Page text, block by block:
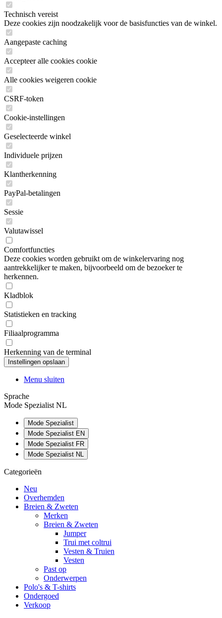
Technisch vereist
Deze cookies zijn noodzakelijk voor de basisfuncties van de winkel.
Aangepaste caching
Accepteer alle cookies cookie
Alle cookies weigeren cookie
CSRF-token
Cookie-instellingen
Geselecteerde winkel
Individuele prijzen
Klantherkenning
PayPal-betalingen
Sessie
Valutawissel
Comfortfuncties
Deze cookies worden gebruikt om de winkelervaring nog
aantrekkelijker te maken, bijvoorbeeld om de bezoeker te
herkennen.
Kladblok
Statistieken en tracking
Filiaalprogramma
Herkenning van de terminal
Menu sluiten
Sprache
Mode Spezialist NL
Mode Spezialist
Mode Spezialist EN
Mode Spezialist FR
Mode Spezialist NL
Categorieën
Neu
Overhemden
Breien & Zweten
Merken
Breien & Zweten
Jumper
Trui met coltrui
Vesten & Truien
Vesten
Past op
Onderwerpen
Polo's & T-shirts
Ondergoed
Verkoop